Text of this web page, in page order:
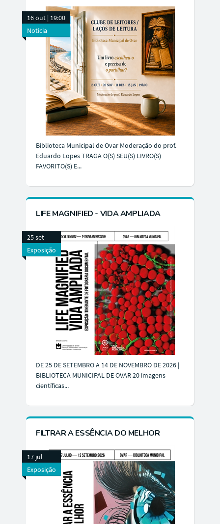
16 out | 19:00
Notícia
Biblioteca Municipal de Ovar Moderação do prof.
Eduardo Lopes TRAGA O(S) SEU(S) LIVRO(S)
FAVORITO(S) E...
LIFE MAGNIFIED - VIDA AMPLIADA
25 set
Exposição
DE 25 DE SETEMBRO A 14 DE NOVEMBRO DE 2026 |
BIBLIOTECA MUNICIPAL DE OVAR 20 imagens
científicas...
FILTRAR A ESSÊNCIA DO MELHOR
17 jul
Exposição